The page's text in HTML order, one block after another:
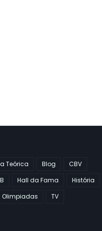
Teórica Blog
CBV
Hall da Fama
História
Olimpiadas
TV